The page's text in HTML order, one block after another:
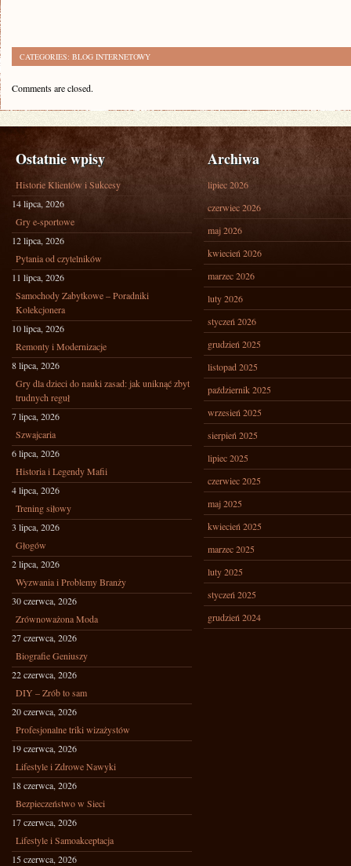
CATEGORIES: BLOG INTERNETOWY
Comments are closed.
Ostatnie wpisy
Historie Klientów i Sukcesy
14 lipca, 2026
Gry e-sportowe
12 lipca, 2026
Pytania od czytelników
11 lipca, 2026
Samochody Zabytkowe – Poradniki
Kolekcjonera
10 lipca, 2026
Remonty i Modernizacje
8 lipca, 2026
Gry dla dzieci do nauki zasad: jak uniknąć zbyt
trudnych reguł
7 lipca, 2026
Szwajcaria
6 lipca, 2026
Historia i Legendy Mafii
4 lipca, 2026
Trening siłowy
3 lipca, 2026
Głogów
2 lipca, 2026
Wyzwania i Problemy Branży
30 czerwca, 2026
Zrównoważona Moda
27 czerwca, 2026
Biografie Geniuszy
22 czerwca, 2026
DIY – Zrób to sam
20 czerwca, 2026
Profesjonalne triki wizażystów
19 czerwca, 2026
Lifestyle i Zdrowe Nawyki
18 czerwca, 2026
Bezpieczeństwo w Sieci
17 czerwca, 2026
Lifestyle i Samoakceptacja
15 czerwca, 2026
Archiwa
lipiec 2026
czerwiec 2026
maj 2026
kwiecień 2026
marzec 2026
luty 2026
styczeń 2026
grudzień 2025
listopad 2025
październik 2025
wrzesień 2025
sierpień 2025
lipiec 2025
czerwiec 2025
maj 2025
kwiecień 2025
marzec 2025
luty 2025
styczeń 2025
grudzień 2024